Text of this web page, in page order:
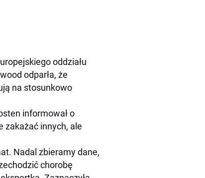
oddziału
odparła, że
na stosunkowo
informował o
zakażać innych, ale
Nadal zbieramy dane,
chorobę